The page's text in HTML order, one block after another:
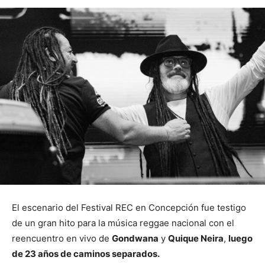
El escenario del Festival REC en Concepción fue testigo
de un gran hito para la música reggae nacional con el
reencuentro en vivo de Gondwana y Quique Neira, luego
de 23 años de caminos separados.